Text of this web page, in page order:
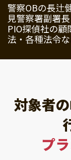
警察OBの長辻
見警察署副署
PIO探偵社の
法・各種法令
対象者
プ